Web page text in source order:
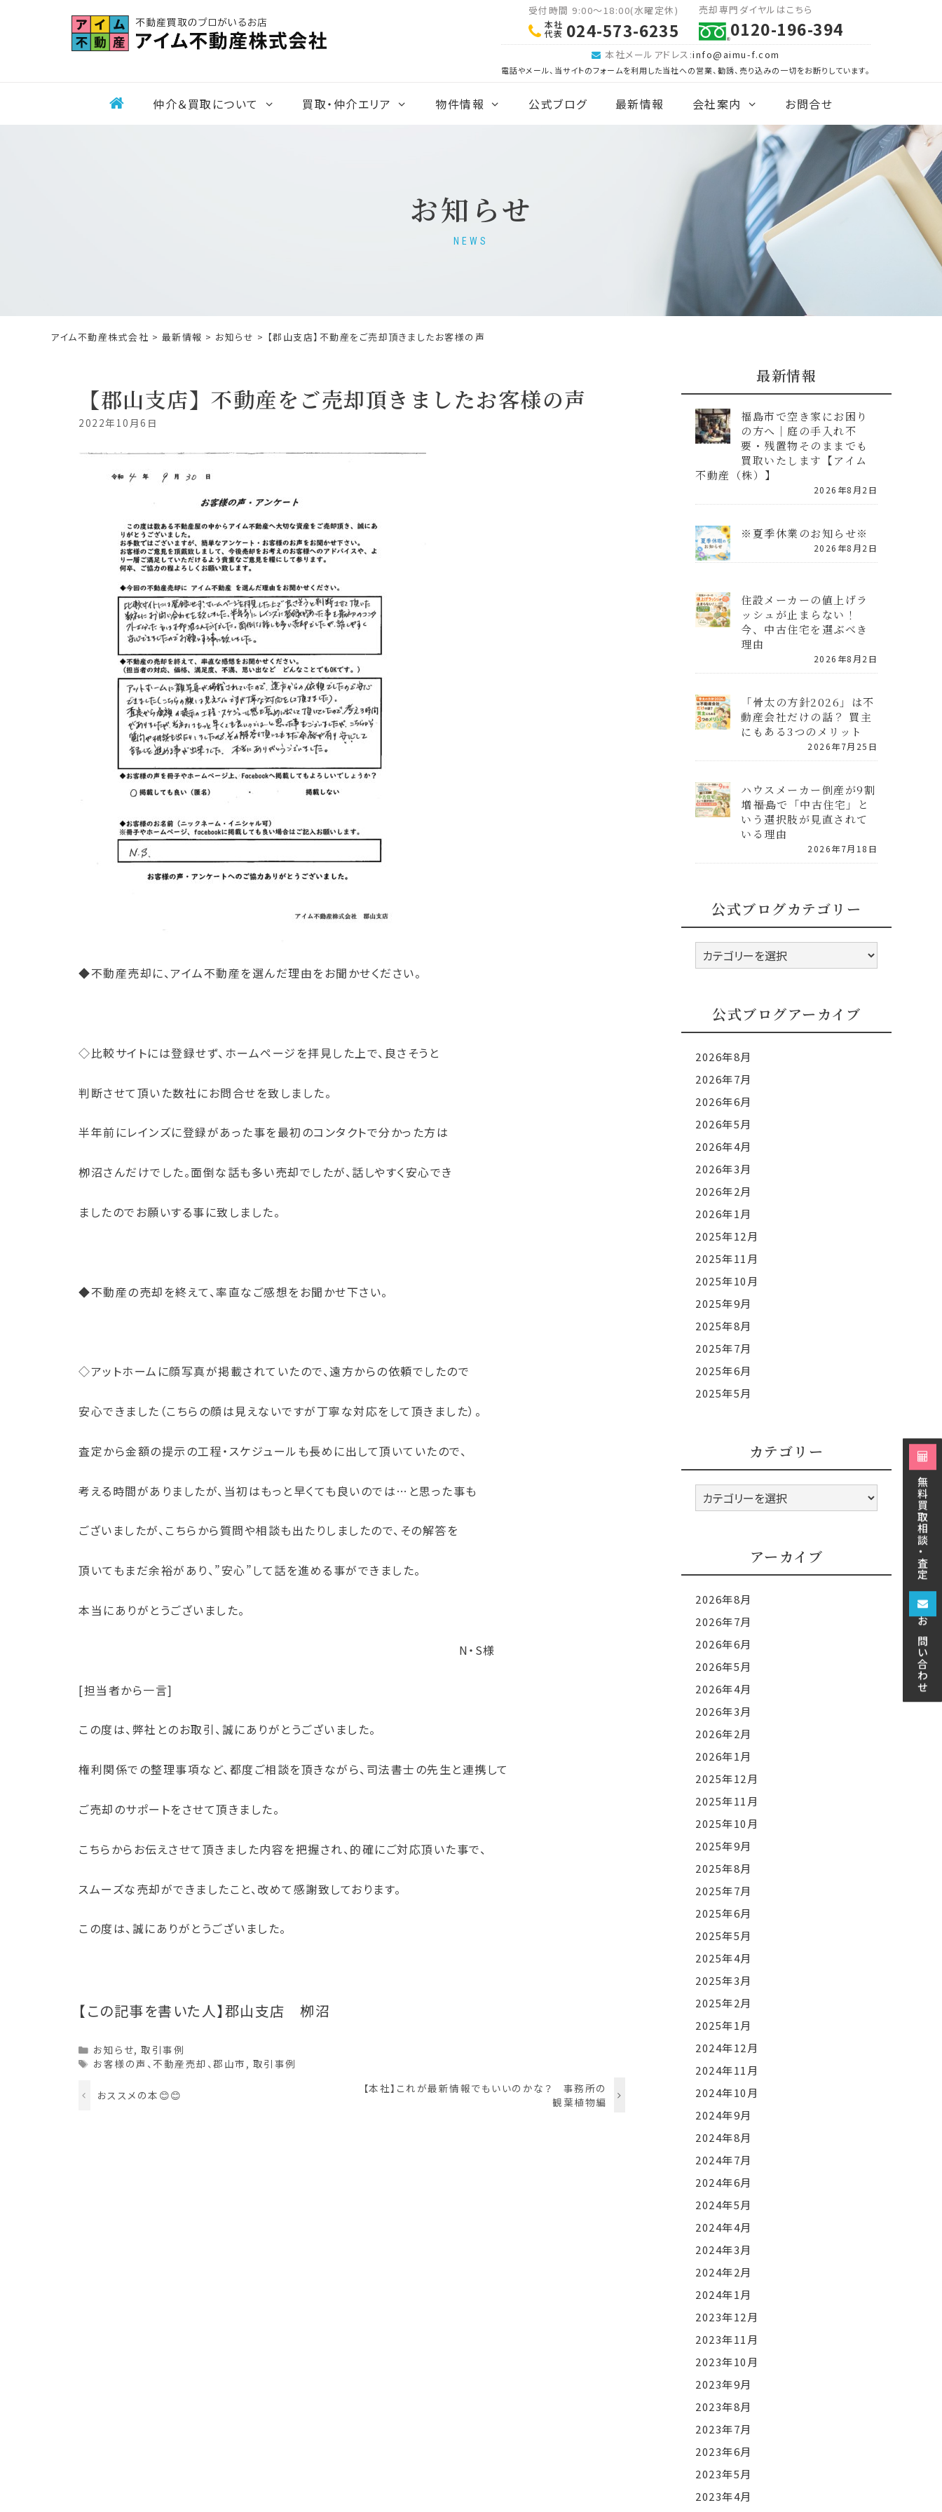
受付時間 9:00～18:00(水曜定休)
本社
代表 024-573-6235
売却専門ダイヤルはこちら
0120-196-394
本社メールアドレス:info@aimu-f.com
電話やメール、当サイトのフォームを利用した当社への営業、勧誘、売り込みの一切をお断りしています。
無料買取相談・査定
お問い合わせ
仲介＆買取について 買取・仲介エリア 物件情報 公式ブログ 最新情報 会社案内 お問合せ
お知らせ
NEWS
アイム不動産株式会社 > 最新情報 > お知らせ > 【郡山支店】不動産をご売却頂きましたお客様の声
【郡山支店】不動産をご売却頂きましたお客様の声
2022年10月6日
◆不動産売却に、アイム不動産を選んだ理由をお聞かせください。
◇比較サイトには登録せず、ホームページを拝見した上で、良さそうと
判断させて頂いた数社にお問合せを致しました。
半年前にレインズに登録があった事を最初のコンタクトで分かった方は
栁沼さんだけでした。面倒な話も多い売却でしたが、話しやすく安心でき
ましたのでお願いする事に致しました。
◆不動産の売却を終えて、率直なご感想をお聞かせ下さい。
◇アットホームに顔写真が掲載されていたので、遠方からの依頼でしたので
安心できました（こちらの顔は見えないですが丁寧な対応をして頂きました）。
査定から金額の提示の工程・スケジュールも長めに出して頂いていたので、
考える時間がありましたが、当初はもっと早くても良いのでは…と思った事も
ございましたが、こちらから質問や相談も出たりしましたので、その解答を
頂いてもまだ余裕があり、”安心”して話を進める事ができました。
本当にありがとうございました。
N・S様
[担当者から一言]
この度は、弊社とのお取引、誠にありがとうございました。
権利関係での整理事項など、都度ご相談を頂きながら、司法書士の先生と連携して
ご売却のサポートをさせて頂きました。
こちらからお伝えさせて頂きました内容を把握され、的確にご対応頂いた事で、
スムーズな売却ができましたこと、改めて感謝致しております。
この度は、誠にありがとうございました。
【この記事を書いた人】郡山支店 栁沼
Categories
お知らせ,取引事例
Tags
お客様の声、不動産売却、郡山市 , 取引事例
おススメの本😊😊
【本社】これが最新情報でもいいのかな？ 事務所の
観葉植物編
最新情報
福島市で空き家にお困り
の方へ｜庭の手入れ不
要・残置物そのままでも
買取いたします【アイム
不動産（株）】
2026年8月2日
※夏季休業のお知らせ※
2026年8月2日
住設メーカーの値上げラ
ッシュが止まらない！
今、中古住宅を選ぶべき
理由
2026年8月2日
「骨太の方針2026」は不
動産会社だけの話？ 買主
にもある3つのメリット
2026年7月25日
ハウスメーカー倒産が9割
増――福島で「中古住宅」と
いう選択肢が見直されて
いる理由
2026年7月18日
公式ブログカテゴリー
公
式
テ
ゴ
リ
ー
公式ブログアーカイブ
2026年8月
2026年7月
2026年6月
2026年5月
2026年4月
2026年3月
2026年2月
2026年1月
2025年12月
2025年11月
2025年10月
2025年9月
2025年8月
2025年7月
2025年6月
2025年5月
カテゴリー
カ
テ
アーカイブ
2026年8月
2026年7月
2026年6月
2026年5月
2026年4月
2026年3月
2026年2月
2026年1月
2025年12月
2025年11月
2025年10月
2025年9月
2025年8月
2025年7月
2025年6月
2025年5月
2025年4月
2025年3月
2025年2月
2025年1月
2024年12月
2024年11月
2024年10月
2024年9月
2024年8月
2024年7月
2024年6月
2024年5月
2024年4月
2024年3月
2024年2月
2024年1月
2023年12月
2023年11月
2023年10月
2023年9月
2023年8月
2023年7月
2023年6月
2023年5月
2023年4月